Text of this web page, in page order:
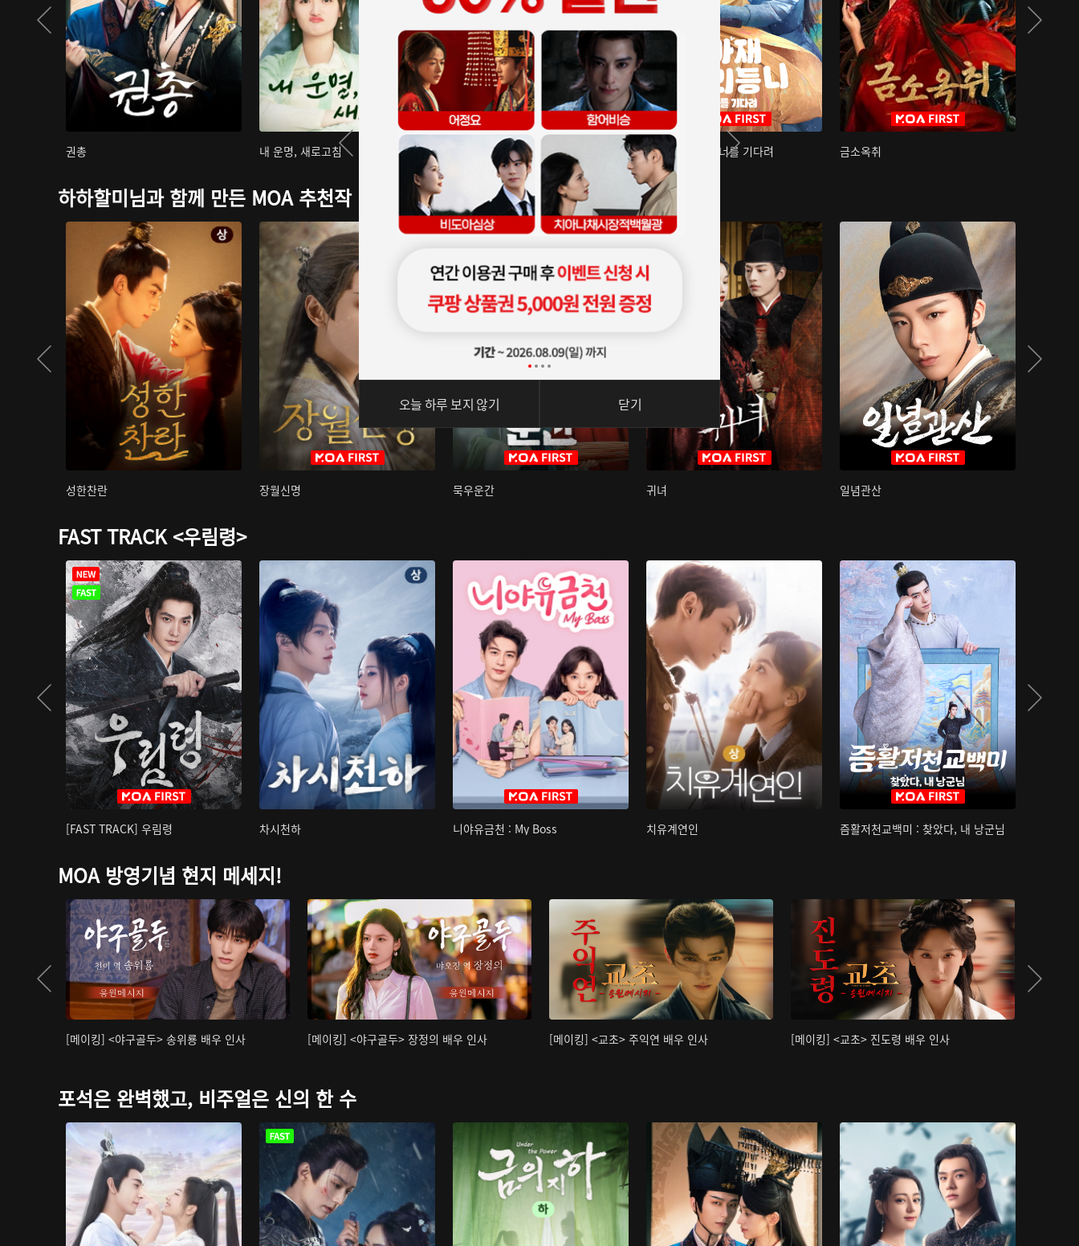
권총 내 운명, 새로고침 아재저리등니 : 너를 기다려 금소옥취
하하할미님과 함께 만든 MOA 추천작
성한찬란 장월신명 묵우운간 귀녀 일념관산
FAST TRACK <우림령>
[FAST TRACK] 우림령 차시천하 니야유금천 : My Boss 치유계연인 즘활저천교백미 : 찾았다, 내 낭군님
MOA 방영기념 현지 메세지!
[메이킹] <야구골두> 송위룡 배우 인사 [메이킹] <야구골두> 장정의 배우 인사 [메이킹] <교초> 주익연 배우 인사 [메이킹] <교초> 진도령 배우 인사
포석은 완벽했고, 비주얼은 신의 한 수
오늘 하루 보지 않기 닫기